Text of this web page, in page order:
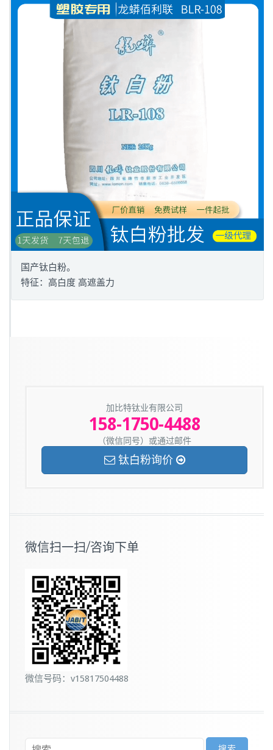
国产钛白粉。
特征：高白度 高遮盖力
加比特钛业有限公司
158-1750-4488
（微信同号）或通过邮件
钛白粉询价
微信扫一扫/咨询下单
微信号码：v15817504488